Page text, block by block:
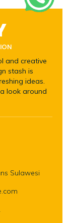
and creative
stash is
ideas.
look around
Sulawesi